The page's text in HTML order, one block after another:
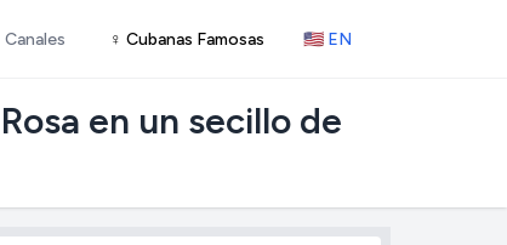
Canales ♀ Cubanas Famosas 🇺🇸 EN
en un secillo de